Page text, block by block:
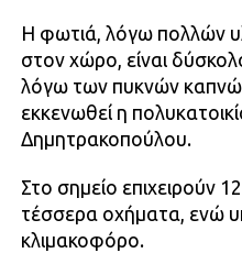
Η φωτιά, λόγω πολλών
στον χώρο, είναι
λόγω των πυκνών
εκκενωθεί η
Δημητρακοπούλου.
Στο σημείο επιχειρούν
τέσσερα οχήματα, ενώ
κλιμακοφόρο.